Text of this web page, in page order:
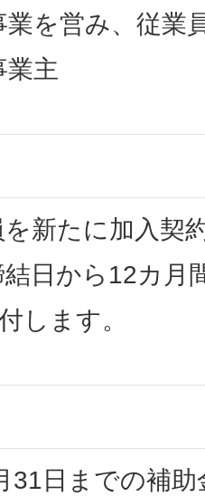
を営み、従業
業主
新たに加入契
日から12カ月
します。
31日までの補